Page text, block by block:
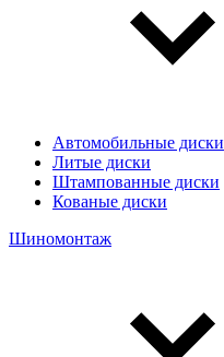
Автомобильные диски
Литые диски
Штампованные диски
Кованые диски
Шиномонтаж